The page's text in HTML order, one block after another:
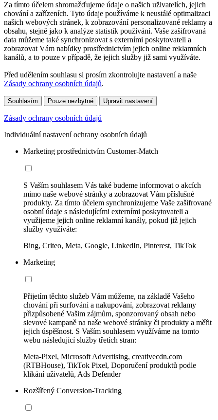
Za tímto účelem shromažďujeme údaje o našich uživatelích, jejich
chování a zařízeních. Tyto údaje používáme k neustálé optimalizaci
našich webových stránek, k zobrazování personalizované reklamy a
obsahu, stejně jako k analýze statistik používání. Vaše zašifrovaná
data můžeme také synchronizovat s externími poskytovateli a
zobrazovat Vám nabídky prostřednictvím jejich online reklamních
kanálů, a to pouze v případě, že jejich služby již sami využíváte.
Před udělením souhlasu si prosím zkontrolujte nastavení a naše
Zásady ochrany osobních údajů.
Souhlasím Pouze nezbytné Upravit nastavení
Zásady ochrany osobních údajů
Individuální nastavení ochrany osobních údajů
Marketing prostřednictvím Customer-Match
S Vaším souhlasem Vás také budeme informovat o akcích
mimo naše webové stránky a zobrazovat Vám příslušné
produkty. Za tímto účelem synchronizujeme Vaše zašifrované
osobní údaje s následujícími externími poskytovateli a
využijeme jejich online reklamní kanály, pokud již jejich
služby využíváte:
Bing, Criteo, Meta, Google, LinkedIn, Pinterest, TikTok
Marketing
Přijetím těchto služeb Vám můžeme, na základě Vašeho
chování při surfování a nakupování, zobrazovat reklamy
přizpůsobené Vašim zájmům, sponzorovaný obsah nebo
slevové kampaně na naše webové stránky či produkty a měřit
jejich úspěšnost. S Vaším souhlasem využíváme na tomto
webu následující služby třetích stran:
Meta-Pixel, Microsoft Advertising, creativecdn.com
(RTBHouse), TikTok Pixel, Doporučení produktů podle
klikání uživatelů, Ads Defender
Rozšířený Conversion-Tracking